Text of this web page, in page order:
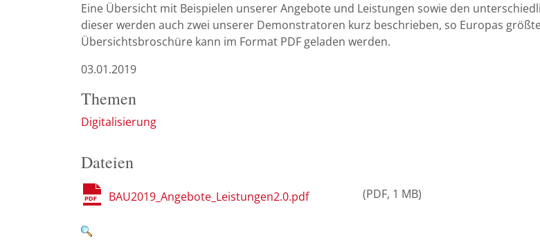
Eine Übersicht mit Beispielen unserer Angebote und Leistungen sowie den
dieser werden auch zwei unserer Demonstratoren kurz beschrieben, so Europas
Übersichtsbroschüre kann im Format PDF geladen werden.
03.01.2019
Themen
Digitalisierung
Dateien
BAU2019_Angebote_Leistungen2.0.pdf PDF 1 MB